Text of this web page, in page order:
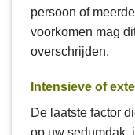
persoon of
voorkomen mag
overschrijden.
Intensieve of
De laatste factor